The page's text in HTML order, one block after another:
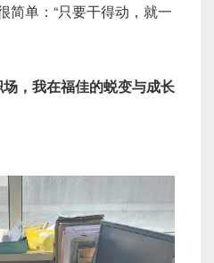
简单：“只要干得动，就一
，我在福佳的蜕变与成长